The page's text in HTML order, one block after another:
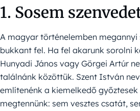
1. Sosem
A magyar történelemben megannyi
bukkant fel. Ha fel akarunk sorolni
Hunyadi János vagy Görgei Artúr
találnánk közöttük. Szent István
említenénk a kiemelkedő
megtennünk: sem vesztes csatát,